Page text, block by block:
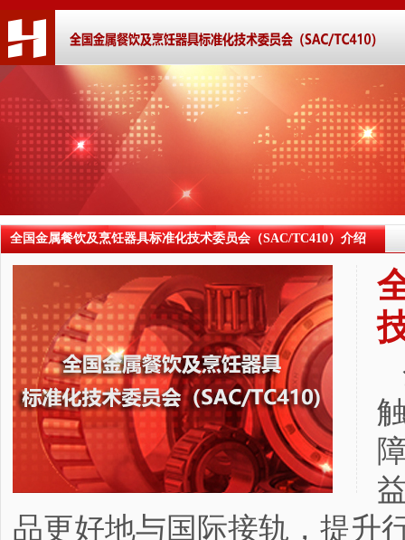
全国金属餐饮及烹饪器具标准化技术委员会（SAC/TC410）介绍
品更好地与国际接轨，提升